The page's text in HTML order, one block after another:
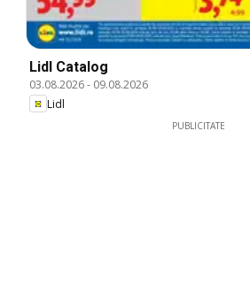
Lidl Catalog
03.08.2026- 09.08.2026
Lidl
PUBLICITATE